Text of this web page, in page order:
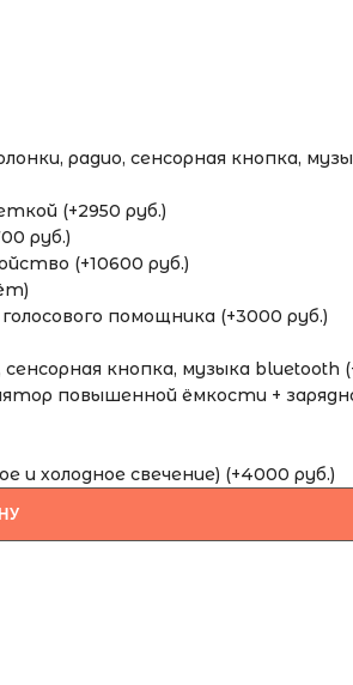
радио, сенсорная кнопка,
(+2950 руб.)
руб.)
(+10600 руб.)
помощника (+3000 руб.)
кнопка, музыка bluetooth
повышенной ёмкости +
и холодное свечение) (+4000 руб.)